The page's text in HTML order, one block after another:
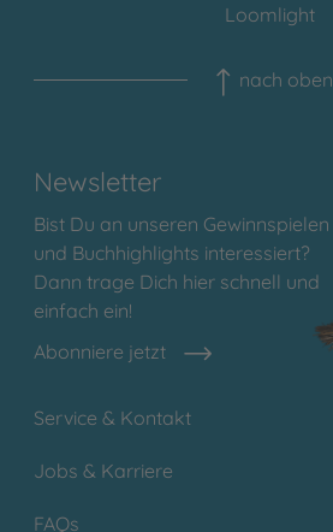
Loomlight
nach oben
Newsletter
Bist Du an unseren Gewinnspielen
und Buchhighlights interessiert?
Dann trage Dich hier schnell und
einfach ein!
Abonniere jetzt
Service & Kontakt
Jobs & Karriere
FAQs